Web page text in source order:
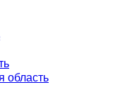
область